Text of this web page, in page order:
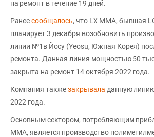
на ремонт в течение 19 дней.
Ранеесообщалось, что LX MMA, бывшая
планирует 3 декабря возобновить
линии №1в Йосу (Yeosu, Южная Корея)
ремонта. Данная линия мощностью 50
закрыта на ремонт 14 октября 2022 года.
Компания такжезакрывала данную
2022 года.
Основным сектором, потребляющим
ММА, является производство